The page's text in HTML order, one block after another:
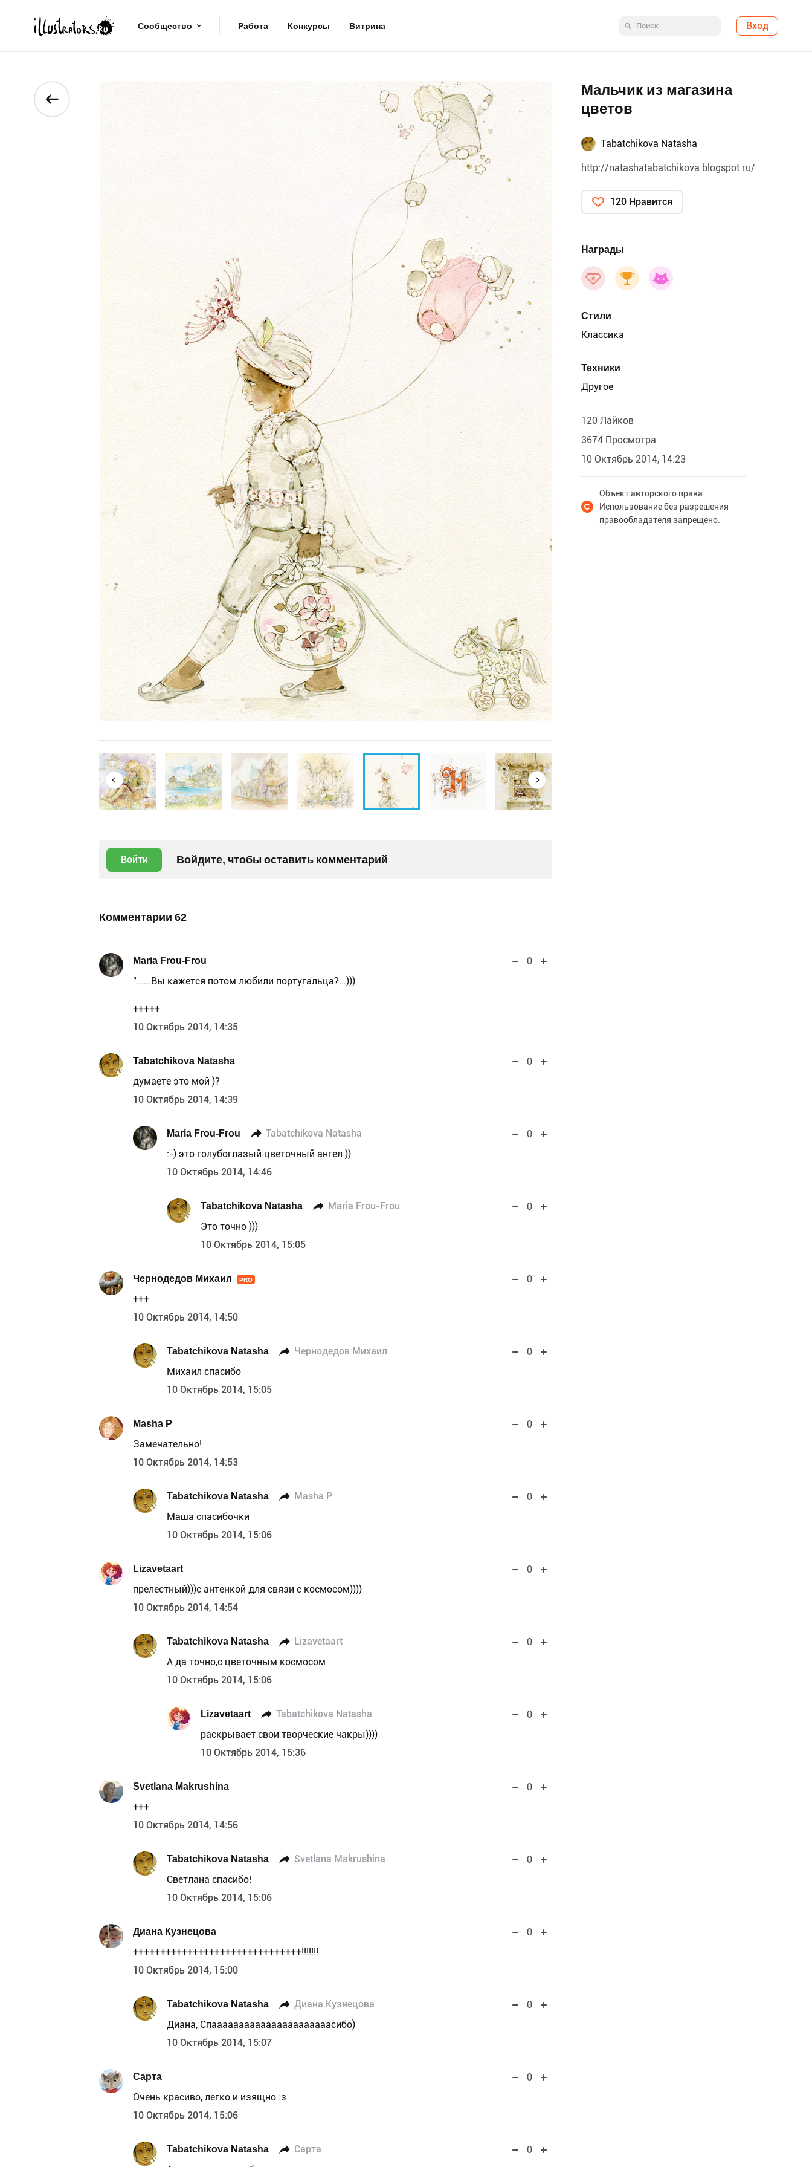
Сообщество Работа Конкурсы Витрина Вход
Войти Войдите, чтобы оставить комментарий
Комментарии 62
Maria Frou-Frou
0
"......Вы кажется потом любили португальца?...)))
+++++
10 Октябрь 2014, 14:35
Tabatchikova Natasha
0
думаете это мой )?
10 Октябрь 2014, 14:39
Maria Frou-Frou Tabatchikova Natasha
0
:-) это голубоглазый цветочный ангел ))
10 Октябрь 2014, 14:46
Tabatchikova Natasha Maria Frou-Frou
0
Это точно )))
10 Октябрь 2014, 15:05
Чернодедов Михаил PRO
0
+++
10 Октябрь 2014, 14:50
Tabatchikova Natasha Чернодедов Михаил
0
Михаил спасибо
10 Октябрь 2014, 15:05
Masha P
0
Замечательно!
10 Октябрь 2014, 14:53
Tabatchikova Natasha Masha P
0
Маша спасибочки
10 Октябрь 2014, 15:06
Lizavetaart
0
прелестный)))с антенкой для связи с космосом))))
10 Октябрь 2014, 14:54
Tabatchikova Natasha Lizavetaart
0
А да точно,с цветочным космосом
10 Октябрь 2014, 15:06
Lizavetaart Tabatchikova Natasha
0
раскрывает свои творческие чакры))))
10 Октябрь 2014, 15:36
Svetlana Makrushina
0
+++
10 Октябрь 2014, 14:56
Tabatchikova Natasha Svetlana Makrushina
0
Светлана спасибо!
10 Октябрь 2014, 15:06
Диана Кузнецова
0
+++++++++++++++++++++++++++++++!!!!!!!
10 Октябрь 2014, 15:00
Tabatchikova Natasha Диана Кузнецова
0
Диана, Спаааааааааааааааааааааасибо)
10 Октябрь 2014, 15:07
Сарта
0
Очень красиво, легко и изящно :з
10 Октябрь 2014, 15:06
Tabatchikova Natasha Сарта
0
Мальчик из магазина
цветов
Tabatchikova Natasha
http://natashatabatchikova.blogspot.ru/
120 Нравится
Награды
Стили
Классика
Техники
Другое
120 Лайков
3674 Просмотра
10 Октябрь 2014, 14:23
Объект авторского права.
Использование без разрешения
правообладателя запрещено.